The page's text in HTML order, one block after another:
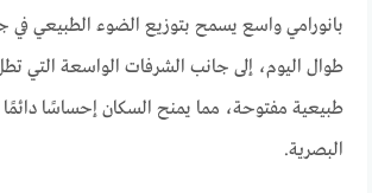
بانورامي واسع يسمح بتوزيع الضوء الطبيعي في
طوال اليوم، إلى جانب الشرفات الواسعة التي
طبيعية مفتوحة، مما يمنح السكان إحساسًا دائمًا
البصرية.